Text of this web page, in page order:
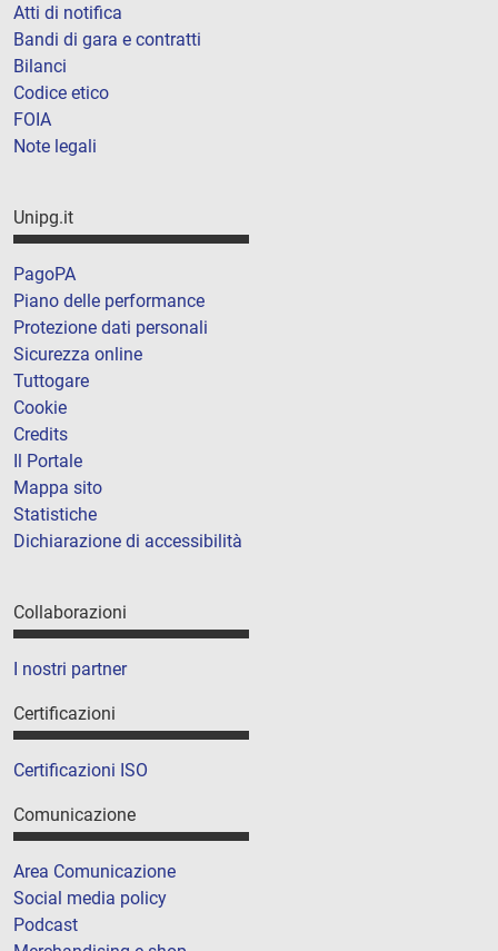
Atti di notifica
Bandi di gara e contratti
Bilanci
Codice etico
FOIA
Note legali
Unipg.it
PagoPA
Piano delle performance
Protezione dati personali
Sicurezza online
Tuttogare
Cookie
Credits
Il Portale
Mappa sito
Statistiche
Dichiarazione di accessibilità
Collaborazioni
I nostri partner
Certificazioni
Certificazioni ISO
Comunicazione
Area Comunicazione
Social media policy
Podcast